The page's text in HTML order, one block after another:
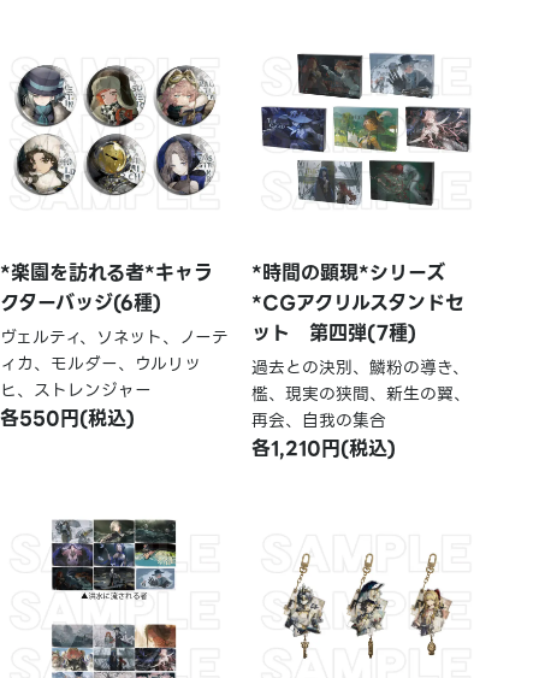
*楽園を訪れる者*キャラ
クターバッジ(6種)
ヴェルティ、ソネット、ノーテ
ィカ、モルダー、ウルリッ
ヒ、ストレンジャー
各550円(税込)
*時間の顕現*シリーズ
*CGアクリルスタンドセ
ット 第四弾(7種)
過去との決別、鱗粉の導き、
檻、現実の狭間、新生の翼、
再会、自我の集合
各1,210円(税込)